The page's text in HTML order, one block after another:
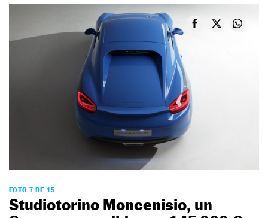
FOTO 7 DE 15
Studiotorino Moncenisio, un